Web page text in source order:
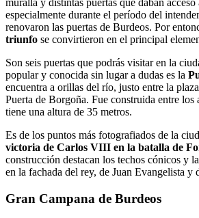
especialmente durante el período del
renovaron las puertas de Burdeos. Por
triunfo se convirtieron en el principal
Son seis puertas que podrás visitar en la
popular y conocida sin lugar a dudas es la
encuentra a orillas del río, justo entre la
Puerta de Borgoña. Fue construida entre los
tiene una altura de 35 metros.
Es de los puntos más fotografiados de la
victoria de Carlos VIII en la batalla de
construcción destacan los techos cónicos y
en la fachada del rey, de Juan Evangelista y
Gran Campana de Burdeos